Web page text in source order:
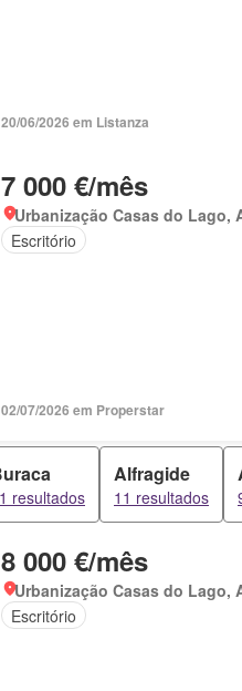
20/06/2026 em Listanza
7 000 €/mês
Urbanização Casas do Lago,
Escritório
02/07/2026 em Properstar
resultados
Alfragide
11 resultados
8 000 €/mês
Urbanização Casas do Lago,
Escritório